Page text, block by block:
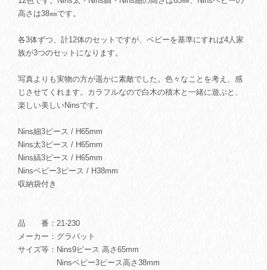
高さは38㎜です。
各3体ずつ、計12体のセットですが、ベビーを基準にすれば4人家
族が3つのセットになります。
写真よりも実物の方が遥かに素敵でした。色々なことを考え、感
じさせてくれます。カラフルなので白木の積木と一緒に遊ぶと、
楽しい美しいNinsです。
Nins細3ピース / H65mm
Nins太3ピース / H65mm
Nins縞3ピース / H65mm
Ninsベビー3ピース / H38mm
収納袋付き
品 番：21-230
メーカー：グラパット
サイズ等：Nins9ピース 高さ65mm
Ninsベビー3ピース高さ38mm